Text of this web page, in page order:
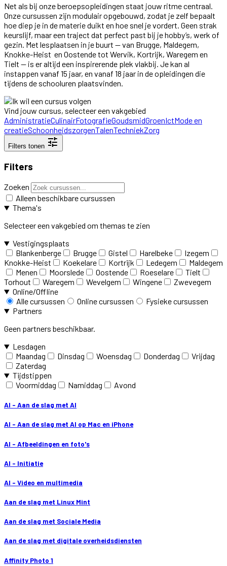
Net als bij onze beroepsopleidingen staat jouw ritme centraal.
Onze cursussen zijn modulair opgebouwd, zodat je zelf bepaalt
hoe diep je in de materie duikt en hoe snel je vordert. Geen strak
keurslijf, maar een traject dat perfect past bij je hobby’s, werk of
gezin. Met lesplaatsen in je buurt — van Brugge, Maldegem,
Knokke-Heist en Oostende tot Wervik, Kortrijk, Waregem en
Tielt — is er altijd een inspirerende plek vlakbij. Je kan al
instappen vanaf 15 jaar, en vanaf 18 jaar in de opleidingen die
tijdens de schooluren plaatsvinden.
Vind jouw cursus, selecteer een vakgebied
AdministratieCulinairFotografieGoudsmidGroenIctMode en
creatieSchoonheidszorgenTalenTechniekZorg
Filters tonen tune
Filters
Zoeken
Alleen beschikbare cursussen
Thema's
Selecteer een vakgebied om themas te zien
Vestigingsplaats
Blankenberge
Brugge Gistel Harelbeke
Izegem
Knokke-Heist
Koekelare Kortrijk Ledegem
Maldegem
Menen
Moorslede Oostende Roeselare
Tielt
Torhout
Waregem Wevelgem Wingene
Zwevegem
Online/Offline
Alle cursussen
Online cursussen
Fysieke cursussen
Partners
Geen partners beschikbaar.
Lesdagen
Maandag
Dinsdag Woensdag Donderdag
Vrijdag
Zaterdag
Tijdstippen
Voormiddag
Namiddag Avond
AI - Aan de slag met AI
AI - Aan de slag met AI op Mac en iPhone
AI - Afbeeldingen en foto's
AI - Initiatie
AI - Video en multimedia
Aan de slag met Linux Mint
Aan de slag met Sociale Media
Aan de slag met digitale overheidsdiensten
Affinity Photo 1